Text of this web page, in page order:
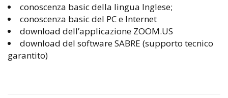
conoscenza basic della lingua Inglese;
conoscenza basic del PC e Internet
download dell’applicazione ZOOM.US
download del software SABRE (supporto tecnico
garantito)